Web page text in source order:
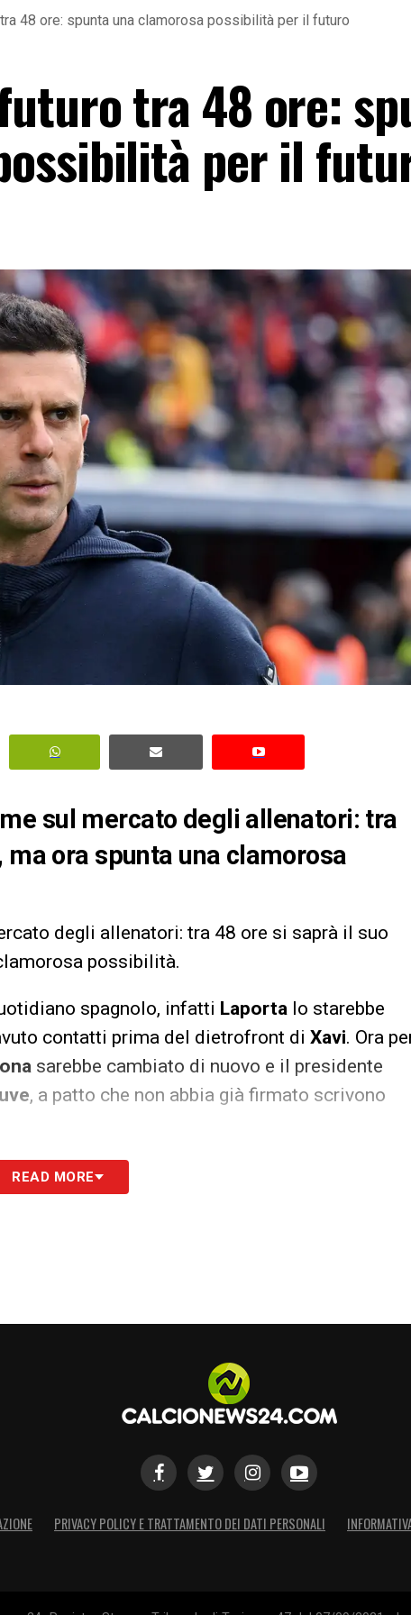
48 ore: spunta una clamorosa possibilità per il futuro
tra 48 ore:
per il
sul mercato degli allenatori: tra
ora spunta una clamorosa
degli allenatori: tra 48 ore si saprà il suo
possibilità.
spagnolo, infatti Laporta lo starebbe
contatti prima del dietrofront di Xavi. Ora
sarebbe cambiato di nuovo e il presidente
, a patto che non abbia già firmato scrivono
READ MORE
PRIVACY POLICY E TRATTAMENTO DEI DATI PERSONALI